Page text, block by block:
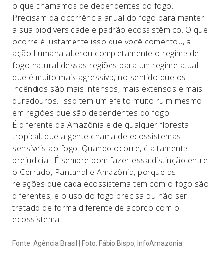
o que chamamos de dependentes do fogo.
Precisam da ocorrência anual do fogo para manter
a sua biodiversidade e padrão ecossistêmico. O que
ocorre é justamente isso que você comentou, a
ação humana alterou completamente o regime de
fogo natural dessas regiões para um regime atual
que é muito mais agressivo, no sentido que os
incêndios são mais intensos, mais extensos e mais
duradouros. Isso tem um efeito muito ruim mesmo
em regiões que são dependentes do fogo.
É diferente da Amazônia e de qualquer floresta
tropical, que a gente chama de ecossistemas
sensíveis ao fogo. Quando ocorre, é altamente
prejudicial. É sempre bom fazer essa distinção entre
o Cerrado, Pantanal e Amazônia, porque as
relações que cada ecossistema tem com o fogo são
diferentes, e o uso do fogo precisa ou não ser
tratado de forma diferente de acordo com o
ecossistema.
Fonte: Agência Brasil | Foto: Fábio Bispo, InfoAmazonia.